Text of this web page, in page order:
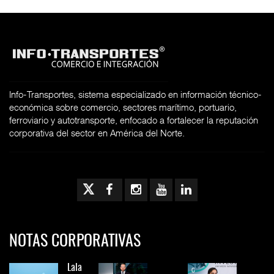
Info-Transportes, sistema especializado en información técnico-
económica sobre comercio, sectores marítimo, portuario,
ferroviario y autotransporte, enfocado a fortalecer la reputación
corporativa del sector en América del Norte.
NOTAS CORPORATIVAS
Lala